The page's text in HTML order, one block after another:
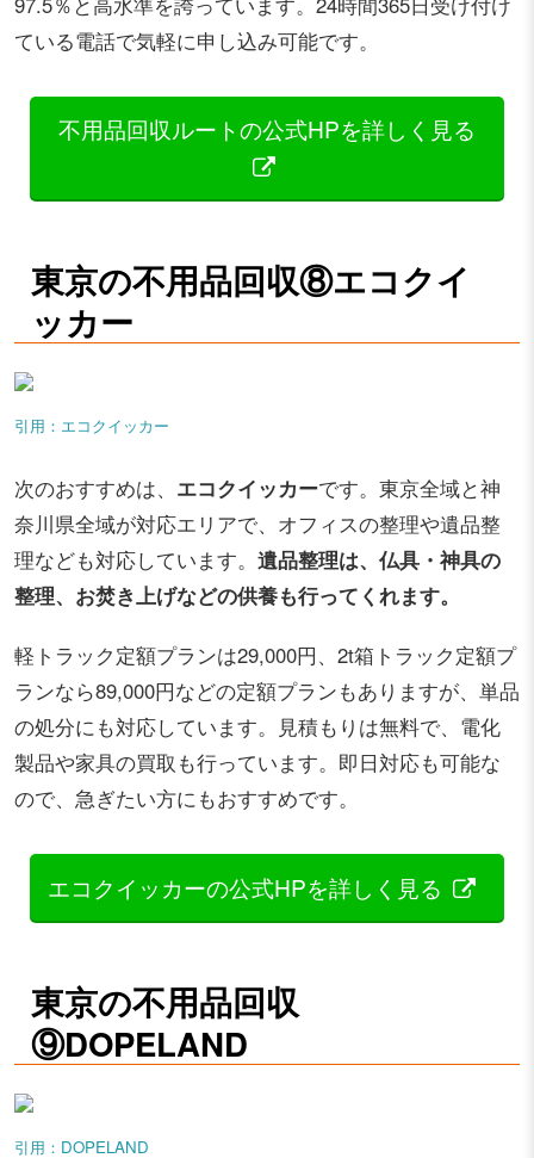
ている電話で気軽に申し込み可能です。
不用品回収ルートの公式HPを詳しく見る
東京の不用品回収⑧エコクイ
ッカー
引用：エコクイッカー
次のおすすめは、 エコクイッカーです。東京全域と神
奈川県全域が対応エリアで、オフィスの整理や遺品整
理なども対応しています。 遺品整理は、仏具・神具の
整理、お焚き上げなどの供養も行ってくれます。
軽トラック定額プランは29,000円、2t箱トラック定額プ
ランなら89,000円などの定額プランもありますが、単品
の処分にも対応しています。見積もりは無料で、電化
製品や家具の買取も行っています。即日対応も可能な
ので、急ぎたい方にもおすすめです。
エコクイッカーの公式HPを詳しく見る
東京の不用品回収
⑨DOPELAND
引用：DOPELAND